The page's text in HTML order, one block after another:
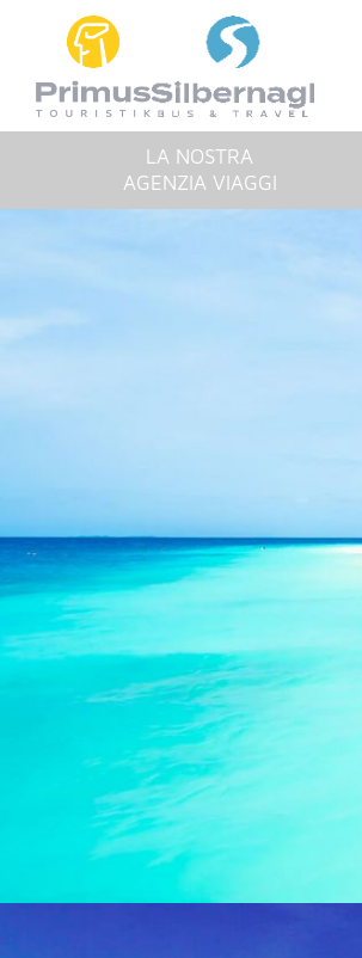
LA NOSTRA
AGENZIA VIAGGI